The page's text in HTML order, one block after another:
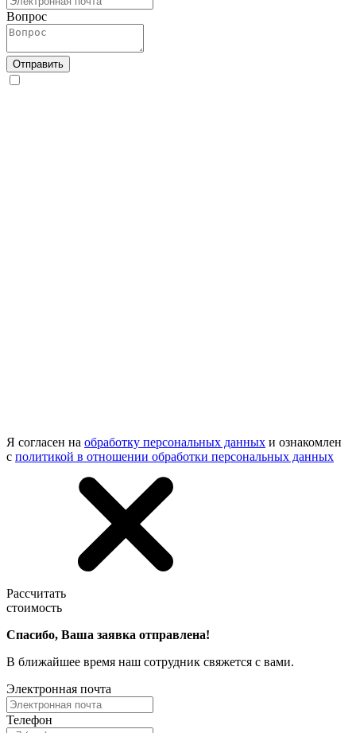
Вопрос
Отправить
Я согласен на обработку персональных данных и ознакомлен
с политикой в отношении обработки персональных данных
Рассчитать
стоимость
Спасибо, Ваша заявка отправлена!
В ближайшее время наш сотрудник свяжется с вами.
Электронная почта
Телефон